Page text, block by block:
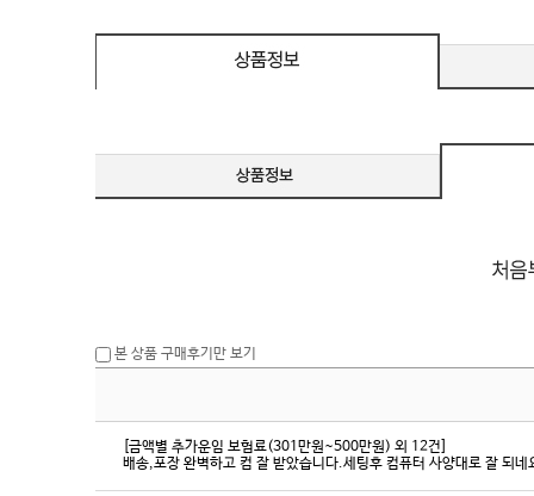
본 상품 구매후기만 보기
[금액별 추가운임 보험료(301만원~500만원) 외 12건]
배송,포장 완벽하고 컴 잘 받았습니다.세팅후 컴퓨터 사양대로 잘 되